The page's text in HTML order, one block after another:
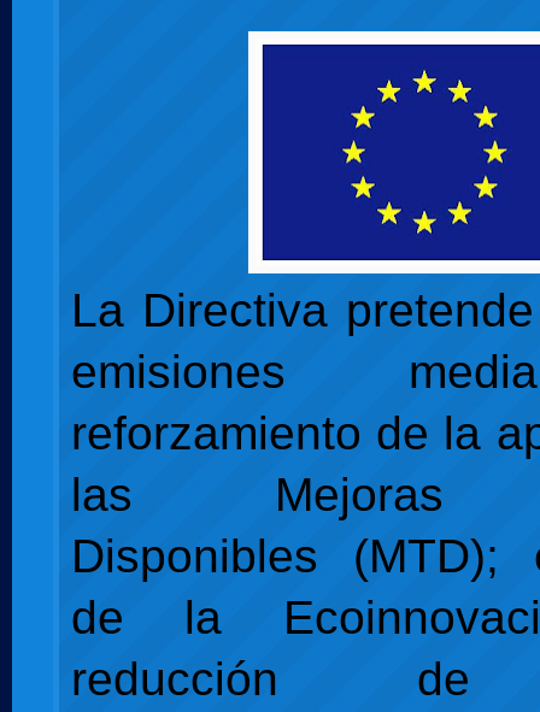
La Directiva
emisiones
reforzamiento de la
las Mejoras
Disponibles (MTD);
de la
reducción de